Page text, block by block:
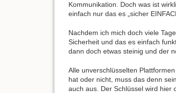
Kommunikation. Doch was ist
einfach nur das es „sicher
Nachdem ich mich doch viele
Sicherheit und das es einfach
dann doch etwas steinig und der
Alle unverschlüsselten
hat oder nicht, muss das denn
auch aus. Der Schlüssel wird hier